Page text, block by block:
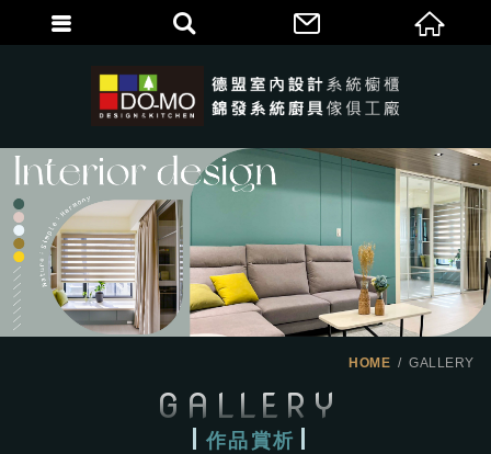
HOME GALLERY
GALLERY
作品賞析